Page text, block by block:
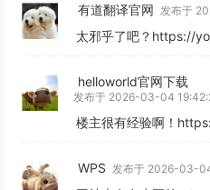
有道翻译官网 发布于
太邪乎了吧？https://
helloworld官网下载
发布于 2026-03-04
楼主很有经验啊！
WPS 发布于 2026-03-